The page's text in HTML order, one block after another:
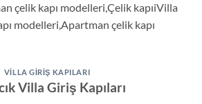
çelik kapı modelleri,Çelik kapıiVilla
modelleri,Apartman çelik kapı
VILLA GIRIŞ KAPILARI
Villa Giriş Kapıları